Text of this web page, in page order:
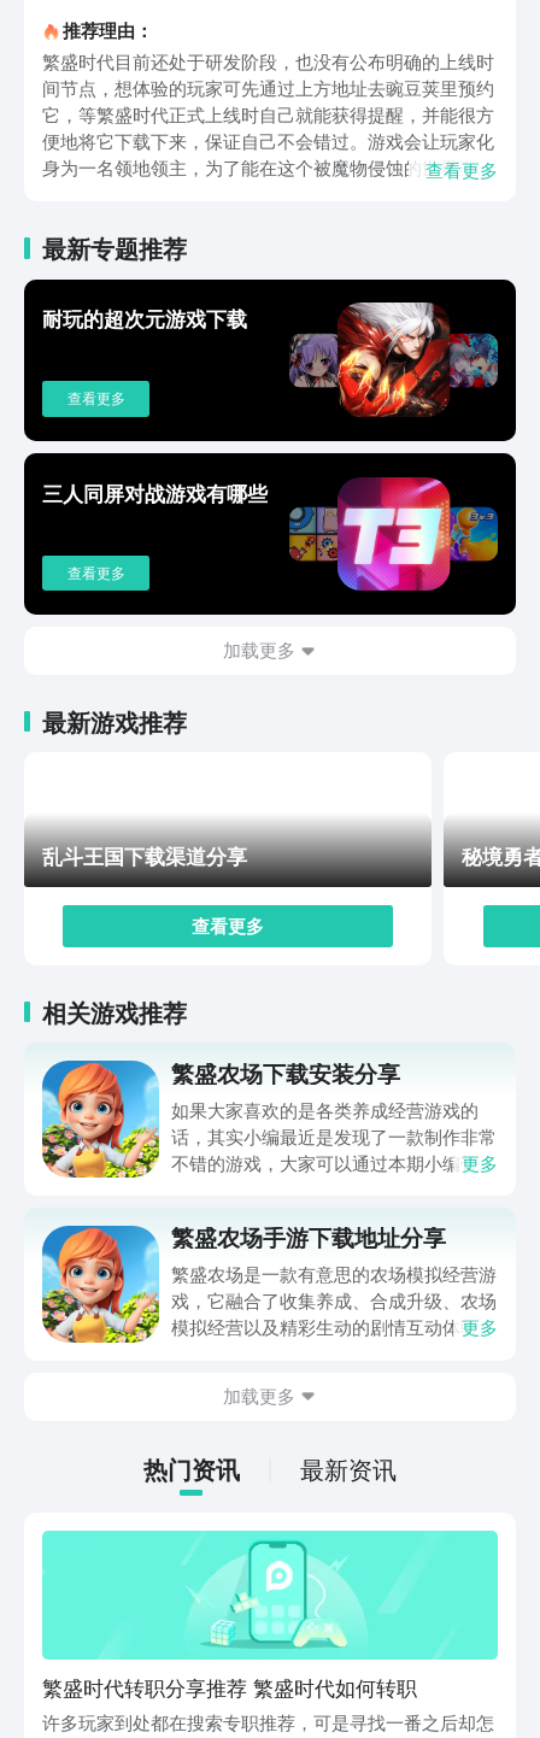
推荐理由：
繁盛时代目前还处于研发阶段，也没有公布明确的上线时
间节点，想体验的玩家可先通过上方地址去豌豆荚里预约
它，等繁盛时代正式上线时自己就能获得提醒，并能很方
便地将它下载下来，保证自己不会错过。游戏会让玩家化
身为一名领地领主，为了能在这个被魔物侵蚀的世界里保
够强的力量时，还能指挥领地子民们开疆拓土。游戏中的
各类建筑都有自己的专属用途，玩家们可通过农田生产所
需的食物，建造铁匠铺为士兵们生产战斗所需的装备，甚
至还可在放下各类科技建筑后，强化资源的产出效率和提
高各兵种的作战能力。但要注意不管是招募兵种、生产装
备还是建造建筑都需要消耗成本，唯有保证好资源产出效
率与成本消耗之间的平衡，才能令自己的领地能平稳发
除了能依靠士兵们的奋勇作战来赢下胜利外，还可使用魔
法给魔物们造成各种麻烦，好令自己的士兵们在战斗中能
占据更大的优势。每种魔法的效果都不太一样，它们的适
用场合也都有所区别，玩家可根据战场的情况适合地去搭
配不同的魔法组合，这样才能与士兵们形成更好的配合，
完成对魔物的清理。同时，各类兵种所具备的能力也都不
一样，比如射手远攻强近战弱，骑兵能快速突击到敌方身
前等，唯有按照各兵种的能力搭配出合适的兵种组合，才
次击退魔物的进攻中获得极高成就感，使得游戏能给各位
查看更多
最新专题推荐
耐玩的超次元游戏下载
查看更多
三人同屏对战游戏有哪些
查看更多
加载更多
最新游戏推荐
乱斗王国下载渠道分享
查看更多
秘境勇
相关游戏推荐
繁盛农场下载安装分享
如果大家喜欢的是各类养成经营游戏的
话，其实小编最近是发现了一款制作非常
不错的游戏，大家可以通过本期小编带来
有新意的玩法，在经营养成当中还加入了
另外的一个大热门模式哦。
更多
繁盛农场手游下载地址分享
繁盛农场是一款有意思的农场模拟经营游
戏，它融合了收集养成、合成升级、农场
模拟经营以及精彩生动的剧情互动体验等
手游下载地址分享，想要体验悠然闲适田
更多
加载更多
热门资讯 最新资讯
繁盛时代转职分享推荐 繁盛时代如何转职
许多玩家到处都在搜索专职推荐，可是寻找一番之后却怎